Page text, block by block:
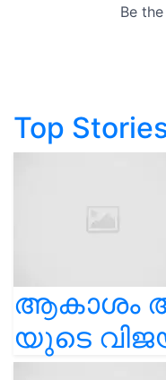
Top
ആകാശം
യുടെ